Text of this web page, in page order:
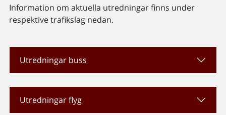
Information om aktuella utredningar finns under
respektive trafikslag nedan.
Utredningar buss
Utredningar flyg